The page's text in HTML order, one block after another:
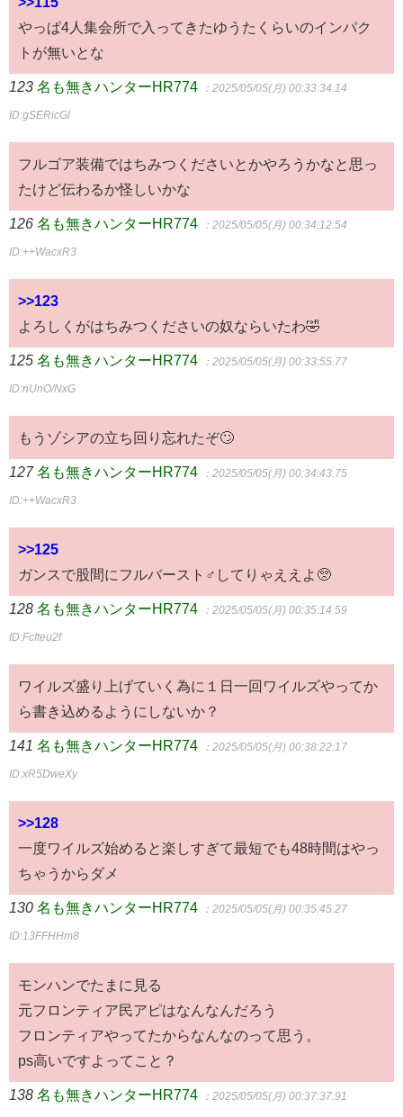
やっぱ4人集会所で入ってきたゆうたくらいのインパク
トが無いとな
123 名も無きハンターHR774 ：2025/05/05(月) 00:33:34.14
ID:gSERicGl
フルゴア装備ではちみつくださいとかやろうかなと思っ
たけど伝わるか怪しいかな
126 名も無きハンターHR774 ：2025/05/05(月) 00:34:12.54
ID:++WacxR3
>>123
よろしくがはちみつくださいの奴ならいたわ🤣
125 名も無きハンターHR774 ：2025/05/05(月) 00:33:55.77
ID:nUnO/NxG
もうゾシアの立ち回り忘れたぞ🙄
127 名も無きハンターHR774 ：2025/05/05(月) 00:34:43.75
ID:++WacxR3
>>125
ガンスで股間にフルバースト♂してりゃええよ🥺
128 名も無きハンターHR774 ：2025/05/05(月) 00:35:14.59
ID:Fcfteu2f
ワイルズ盛り上げていく為に１日一回ワイルズやってか
ら書き込めるようにしないか？
141 名も無きハンターHR774 ：2025/05/05(月) 00:38:22.17
ID:xR5DweXy
>>128
一度ワイルズ始めると楽しすぎて最短でも48時間はやっ
ちゃうからダメ
130 名も無きハンターHR774 ：2025/05/05(月) 00:35:45.27
ID:13FFHHm8
モンハンでたまに見る
元フロンティア民アピはなんなんだろう
フロンティアやってたからなんなのって思う。
ps高いですよってこと？
138 名も無きハンターHR774 ：2025/05/05(月) 00:37:37.91